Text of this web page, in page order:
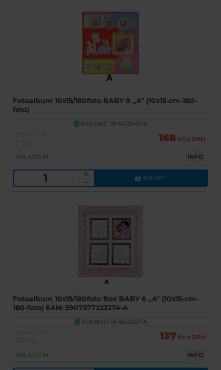
Fotoalbum 10x15/180foto BABY 9 ,,A" (10x15-cm-180-
foto)
U
Kód zboží: 55-45/22437-A
168 Kč s DPH
SKLADEM INFO
KOUPIT
Fotoalbum 10x15/180foto Box BABY 6 ,,A" (10x15-cm-
180-foto) EAN: 5907577223274-A
U Kód zboží: 55-45/22327-A
137 Kč s DPH
SKLADEM INFO